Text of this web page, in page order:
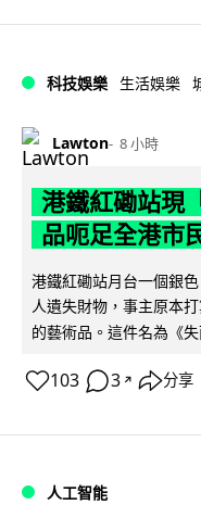
科技娛樂 生活娛樂
Lawton 8 小時
港鐵紅磡站現
品呃足全港市
港鐵紅磡站月台一個銀
人遺失財物，事主原本
的藝術品。這件名為《
103 3 ↗ 分享
人工智能